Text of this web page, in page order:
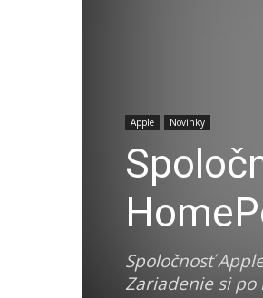
Apple Novinky
Spoločnosť
Zariadenie si po